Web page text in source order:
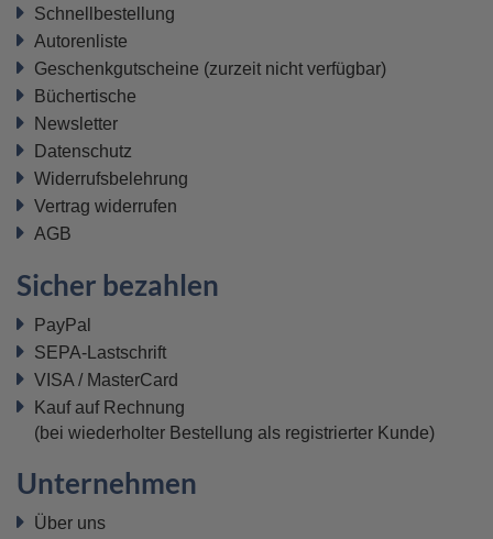
Schnellbestellung
Autorenliste
Geschenkgutscheine (zurzeit nicht verfügbar)
Büchertische
Newsletter
Datenschutz
Widerrufsbelehrung
Vertrag widerrufen
AGB
Sicher bezahlen
PayPal
SEPA-Lastschrift
VISA / MasterCard
Kauf auf Rechnung
(bei wiederholter Bestellung als registrierter Kunde)
Unternehmen
Über uns